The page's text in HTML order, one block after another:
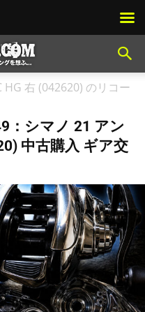
右 (042620) のリコー
：シマノ 21 アン
中古購入 ギア交